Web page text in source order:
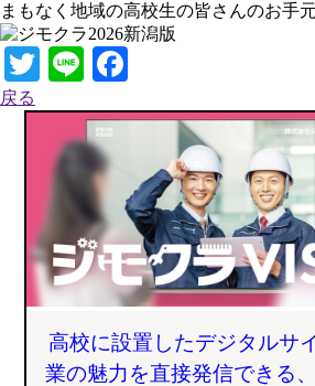
まもなく地域の高校生の皆さんのお手
Twitter
Line
戻る
高校に設置したデジタルサ
業の魅力を直接発信できる